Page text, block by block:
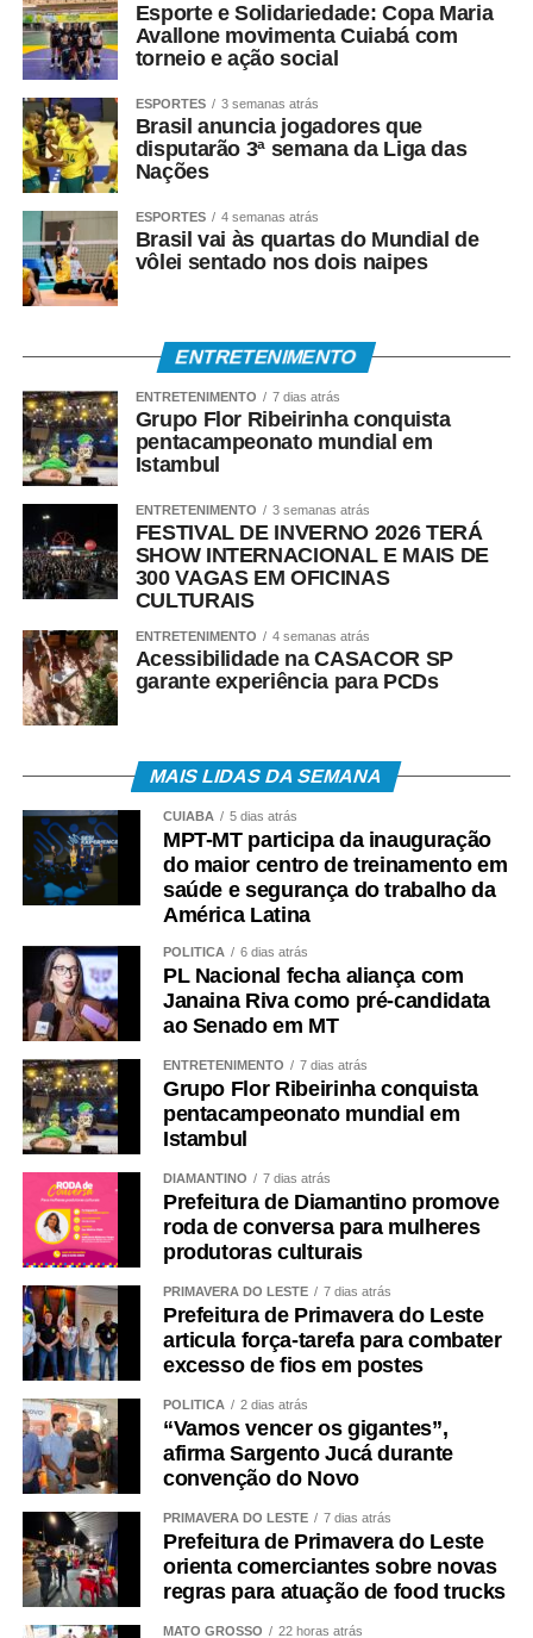
Esporte e Solidariedade: Copa Maria
Avallone movimenta Cuiabá com
torneio e ação social
ESPORTES 3 semanas atrás
Brasil anuncia jogadores que
disputarão 3ª semana da Liga das
Nações
ESPORTES 4 semanas atrás
Brasil vai às quartas do Mundial de
vôlei sentado nos dois naipes
ENTRETENIMENTO
ENTRETENIMENTO 7 dias atrás
Grupo Flor Ribeirinha conquista
pentacampeonato mundial em
Istambul
ENTRETENIMENTO 3 semanas atrás
FESTIVAL DE INVERNO 2026 TERÁ
SHOW INTERNACIONAL E MAIS DE
300 VAGAS EM OFICINAS
CULTURAIS
ENTRETENIMENTO 4 semanas atrás
Acessibilidade na CASACOR SP
garante experiência para PCDs
MAIS LIDAS DA SEMANA
CUIABÁ 5 dias atrás
MPT-MT participa da inauguração
do maior centro de treinamento em
saúde e segurança do trabalho da
América Latina
POLÍTICA 6 dias atrás
PL Nacional fecha aliança com
Janaina Riva como pré-candidata
ao Senado em MT
ENTRETENIMENTO 7 dias atrás
Grupo Flor Ribeirinha conquista
pentacampeonato mundial em
Istambul
DIAMANTINO 7 dias atrás
Prefeitura de Diamantino promove
roda de conversa para mulheres
produtoras culturais
PRIMAVERA DO LESTE 7 dias atrás
Prefeitura de Primavera do Leste
articula força-tarefa para combater
excesso de fios em postes
POLÍTICA 2 dias atrás
“Vamos vencer os gigantes”,
afirma Sargento Jucá durante
convenção do Novo
PRIMAVERA DO LESTE 7 dias atrás
Prefeitura de Primavera do Leste
orienta comerciantes sobre novas
regras para atuação de food trucks
MATO GROSSO 22 horas atrás